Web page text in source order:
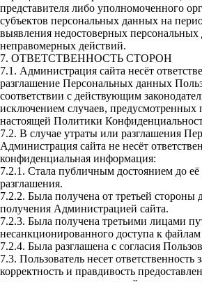
представителя либо уполномоченного
субъектов персональных данных на
выявления недостоверных
неправомерных действий.
7. ОТВЕТСТВЕННОСТЬ СТОРОН
7.1. Администрация сайта несёт
разглашение Персональных данных
соответствии с действующим
исключением случаев, предусмотренных
настоящей Политики
7.2. В случае утраты или разглашения
Администрация сайта не несёт
конфиденциальная информация:
7.2.1. Стала публичным достоянием до
разглашения.
7.2.2. Была получена от третьей стороны
получения Администрацией сайта.
7.2.3. Была получена третьими лицами
несанкционированного доступа к файлам
7.2.4. Была разглашена с согласия
7.3. Пользователь несет ответственность
корректность и правдивость